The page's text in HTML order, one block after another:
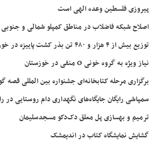
پیروزی فلسطین وعده الهی است
اصلاح شبکه فاضلاب در مناطق کمپلو شمالی و جنوبی
توزیع بیش از ۴ هزار و ۴۸۰ تن بذر کشت پاییزه در خوزستان
نیاز ویژه به گروه خونی O منفی در خوزستان
برگزاری مرحله کتابخانه‌ای جشنواره بین المللی قصه
سمپاشی رایگان جایگاه‌های نگهداری دام روستایی در
ترمیم و بهسازی پل معلق دک‌دکو مسجدسلیمان
گشایش نمایشگاه کتاب در اندیمشک